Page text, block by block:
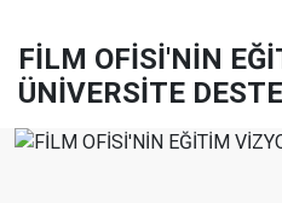
FİLM OFİSİ'NİN
ÜNİVERSİTE